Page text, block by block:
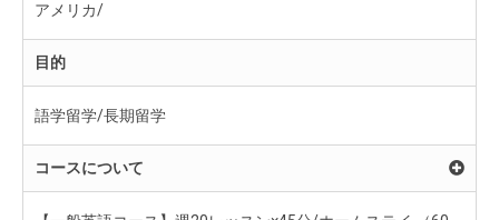
アメリカ/
目的
語学留学/長期留学
コースについて